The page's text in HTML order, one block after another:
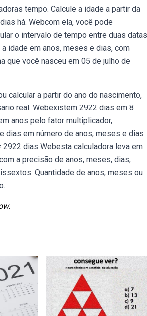
tempo. Calcule a idade a partir da
há. Webcom ela, você pode
o intervalo de tempo entre duas datas
idade em anos, meses e dias, com
que você nasceu em 05 de julho de
calcular a partir do ano do nascimento,
real. Webexistem 2922 dias em 8
anos pelo fator multiplicador,
dias em número de anos, meses e dias
dias Webesta calculadora leva em
a precisão de anos, meses, dias,
Quantidade de anos, meses ou